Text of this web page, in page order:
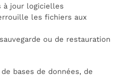
à jour logicielles
les fichiers aux
ou de restauration
bases de données, de